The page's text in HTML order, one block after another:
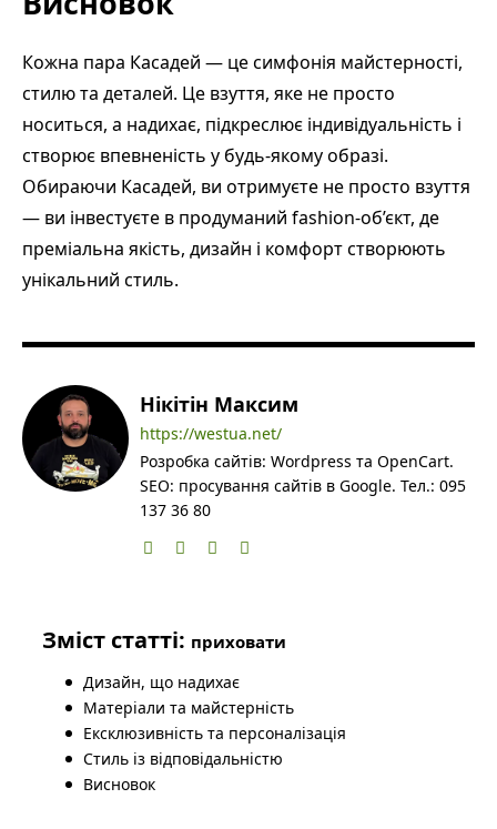
Кожна пара Касадей — це симфонія майстерності,
стилю та деталей. Це взуття, яке не просто
носиться, а надихає, підкреслює індивідуальність і
створює впевненість у будь-якому образі.
Обираючи Касадей, ви отримуєте не просто взуття
— ви інвестуєте в продуманий fashion-об’єкт, де
преміальна якість, дизайн і комфорт створюють
унікальний стиль.
Нікітін Максим
https://westua.net/
Розробка сайтів: Wordpress та OpenCart.
SEO: просування сайтів в Google. Тел.: 095
137 36 80
Зміст статті: приховати
Дизайн, що надихає
Матеріали та майстерність
Ексклюзивність та персоналізація
Стиль із відповідальністю
Висновок